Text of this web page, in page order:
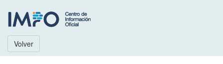
Volver